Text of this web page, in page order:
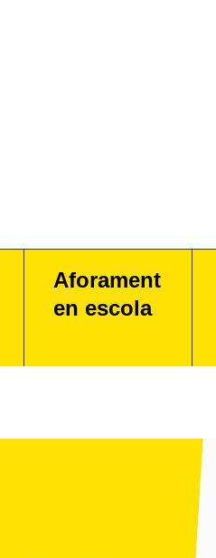
Aforament
en escola